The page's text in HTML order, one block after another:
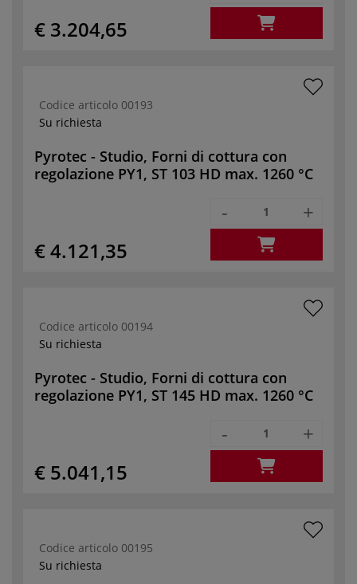
€ 3.204,65
Codice articolo 00193
Su richiesta
Pyrotec - Studio, Forni di cottura con
regolazione PY1, ST 103 HD max. 1260 °C
€ 4.121,35
- +
Codice articolo 00194
Su richiesta
Pyrotec - Studio, Forni di cottura con
regolazione PY1, ST 145 HD max. 1260 °C
€ 5.041,15
- +
Codice articolo 00195
Su richiesta